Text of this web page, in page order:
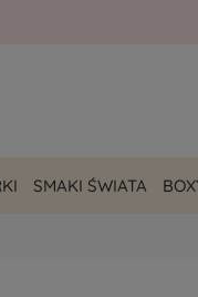
SMAKI ŚWIATA